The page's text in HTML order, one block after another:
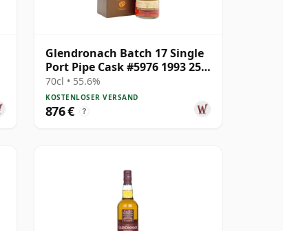
Glendronach Batch 17 Single
Port Pipe Cask #5976 1993 25
Jahre alt
70cl • 55.6%
KOSTENLOSER VERSAND
876 € ?